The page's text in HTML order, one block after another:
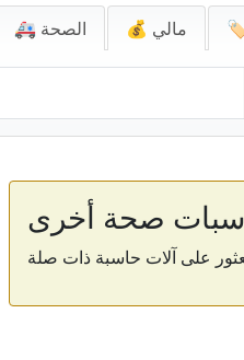
🚑 الصحة 💰 مالي
صحة أخرى
على آلات حاسبة ذات صلة